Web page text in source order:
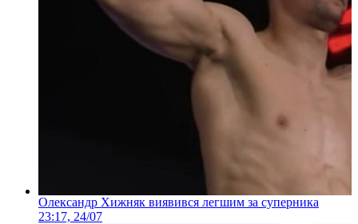
Олександр Хижняк виявився легшим за суперника
23:17, 24/07